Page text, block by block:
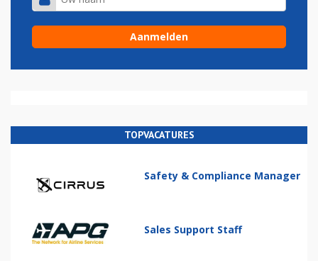
TOPVACATURES
Safety & Compliance Manager
Sales Support Staff